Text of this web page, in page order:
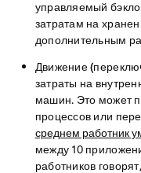
управляемый
затратам на
дополнительным
Движение
затраты на
машин. Это может
процессов или
среднем работник
между 10
работников